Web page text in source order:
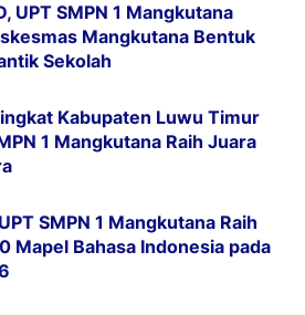
UPT SMPN 1 Mangkutana
Mangkutana Bentuk
Sekolah
Kabupaten Luwu Timur
1 Mangkutana Raih Juara
SMPN 1 Mangkutana Raih
Mapel Bahasa Indonesia pada